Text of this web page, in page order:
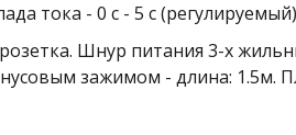
тока - 0 с - 5 с
Шнур питания 3-х
зажимом - длина: 1.5м.